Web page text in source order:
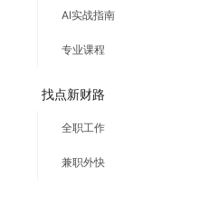
AI实战指南
专业课程
找点新财路
全职工作
兼职外快